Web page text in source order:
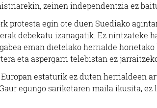
zeinen independentzia ez
protesta egin ote duen Suediako
debekatu izanagatik. Ez nintzateke
eman dietelako herrialde
eta aspergarri telebistan ez
estaturik ez duten herrialdeen
egungo sariketaren maila ikusita,